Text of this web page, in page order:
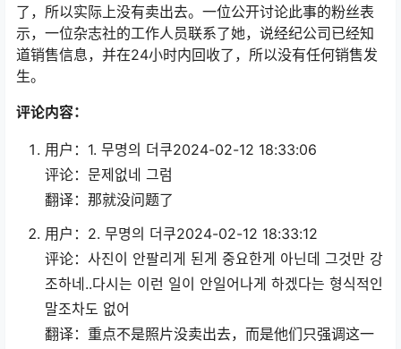
了，所以实际上没有卖出去。一位公开讨论此事的粉丝表
示，一位杂志社的工作人员联系了她，说经纪公司已经知
道销售信息，并在24小时内回收了，所以没有任何销售发
生。
评论内容：
用户：1. 무명의 더쿠2024-02-12 18:33:06
评论：문제없네 그럼
翻译：那就没问题了
用户：2. 무명의 더쿠2024-02-12 18:33:12
评论：사진이 안팔리게 된게 중요한게 아닌데 그것만 강
조하네..다시는 이런 일이 안일어나게 하겠다는 형식적인
말조차도 없어
翻译：重点不是照片没卖出去，而是他们只强调这一